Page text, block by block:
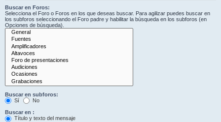
Buscar en Foros:
Selecciona el Foro o Foros en los que deseas buscar. Para agilizar puedes buscar en
los subforos seleccionando el Foro padre y habilitar la búsqueda en los subforos (en
Opciones de búsqueda).
Buscar en subforos:
Sí
No
Buscar en :
Título y texto del mensaje